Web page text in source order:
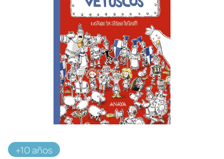
+10 años